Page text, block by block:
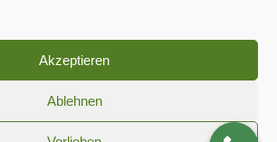
Akzeptieren
Ablehnen
2026 | Konzept, Online-Marketing & SEO-